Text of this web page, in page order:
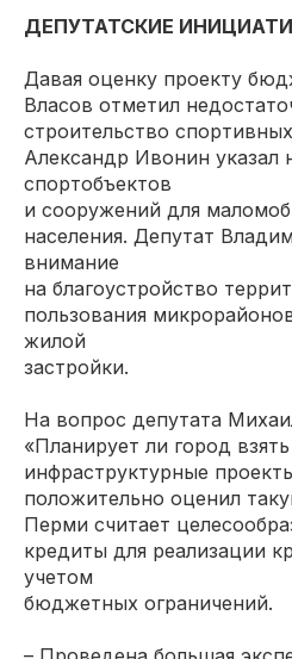
ДЕПУТАТСКИЕ
Давая оценку проекту
Власов отметил
строительство
Александр Ивонин указал
спортобъектов
и сооружений для
населения. Депутат
внимание
на благоустройство
пользования
жилой
застройки.
На вопрос депутата
«Планирует ли город
инфраструктурные
положительно оценил
Перми считает
кредиты для реализации
учетом
бюджетных ограничений.